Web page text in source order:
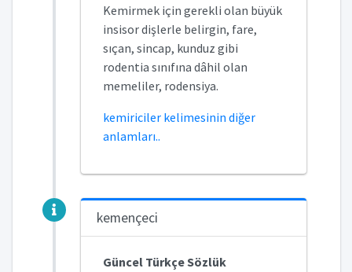
Kemirmek için gerekli olan büyük
insisor dişlerle belirgin, fare,
sıçan, sincap, kunduz gibi
rodentia sınıfına dâhil olan
memeliler, rodensiya.
kemiriciler kelimesinin diğer
anlamları..
kemençeci
Güncel Türkçe Sözlük